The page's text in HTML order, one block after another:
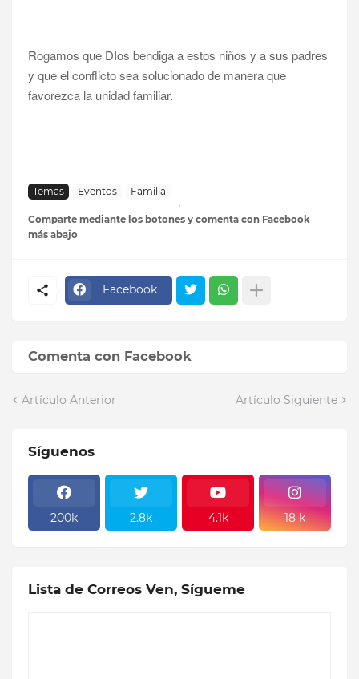
Rogamos que DIos bendiga a estos niños y a sus padres
y que el conflicto sea solucionado de manera que
favorezca la unidad familiar.
Temas Eventos Familia
Comparte mediante los botones y comenta con Facebook
más abajo
Facebook
Comenta con Facebook
Artículo Anterior Artículo Siguiente
Síguenos
200k 2.8k 4.1k 18 k
Lista de Correos Ven, Sígueme